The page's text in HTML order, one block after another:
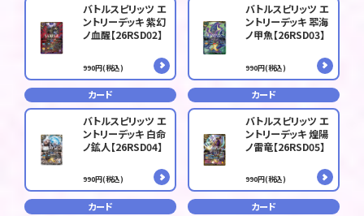
バトルスピリッツ エ
ントリーデッキ 紫幻
ノ血醒【26RSD02】
990円(税込)
バトルスピリッツ エ
ントリーデッキ 翆海
ノ甲魚【26RSD03】
990円(税込)
カード
バトルスピリッツ エ
ントリーデッキ 白命
ノ鉱人【26RSD04】
990円(税込)
カード
バトルスピリッツ エ
ントリーデッキ 煌陽
ノ雷竜【26RSD05】
990円(税込)
カード カード